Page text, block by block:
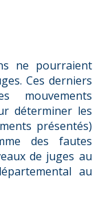
ne pourraient
Ces derniers
mouvements
déterminer les
présentés)
des fautes
de juges au
au